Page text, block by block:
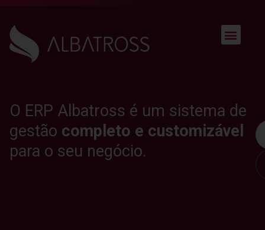
O ERP Albatross é um sistema de
gestão completo e customizável
para o seu negócio.